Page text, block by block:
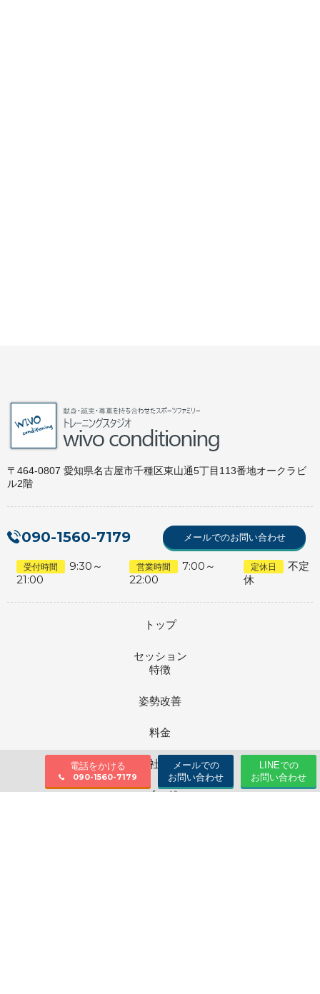
〒464-0807 愛知県名古屋市千種区東山通5丁目113番地オークラビ
ル2階
090-1560-7179 メールでのお問い合わせ
受付時間
9:30～
21:00
営業時間
7:00～
22:00
定休日
不定
休
トップ
セッション
特徴
姿勢改善
料金
会社情報
ブログ
電話をかける
090-1560-7179
メールでの
お問い合わせ
LINEでの
お問い合わせ